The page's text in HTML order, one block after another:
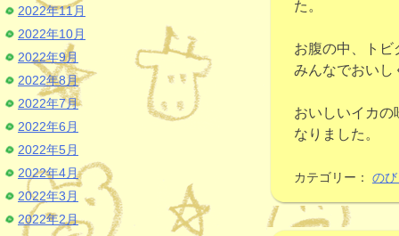
た。
お腹の中、トビ
みんなでおいし
おいしいイカの
なりました。
カテゴリー： の
2022年11月
2022年10月
2022年9月
2022年8月
2022年7月
2022年6月
2022年5月
2022年4月
2022年3月
2022年2月